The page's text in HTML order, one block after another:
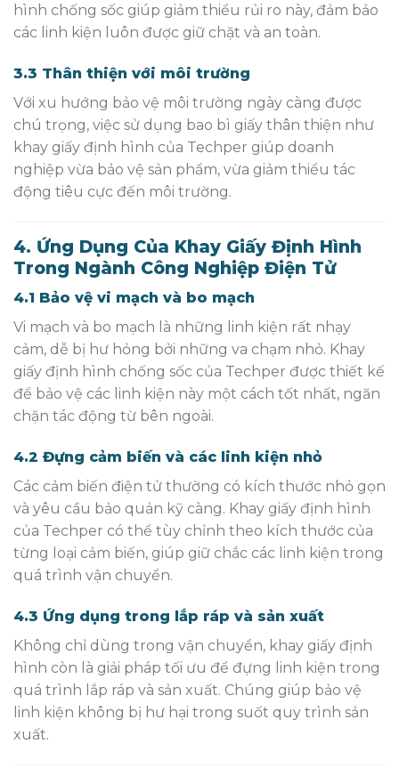
hình chống sốc giúp giảm thiểu rủi ro này, đảm bảo
các linh kiện luôn được giữ chặt và an toàn.
3.3 Thân thiện với môi trường
Với xu hướng bảo vệ môi trường ngày càng được
chú trọng, việc sử dụng bao bì giấy thân thiện như
khay giấy định hình của Techper giúp doanh
nghiệp vừa bảo vệ sản phẩm, vừa giảm thiểu tác
động tiêu cực đến môi trường.
4. Ứng Dụng Của Khay Giấy Định Hình
Trong Ngành Công Nghiệp Điện Tử
4.1 Bảo vệ vi mạch và bo mạch
Vi mạch và bo mạch là những linh kiện rất nhạy
cảm, dễ bị hư hỏng bởi những va chạm nhỏ. Khay
giấy định hình chống sốc của Techper được thiết kế
để bảo vệ các linh kiện này một cách tốt nhất, ngăn
chặn tác động từ bên ngoài.
4.2 Đựng cảm biến và các linh kiện nhỏ
Các cảm biến điện tử thường có kích thước nhỏ gọn
và yêu cầu bảo quản kỹ càng. Khay giấy định hình
của Techper có thể tùy chỉnh theo kích thước của
từng loại cảm biến, giúp giữ chắc các linh kiện trong
quá trình vận chuyển.
4.3 Ứng dụng trong lắp ráp và sản xuất
Không chỉ dùng trong vận chuyển, khay giấy định
hình còn là giải pháp tối ưu để đựng linh kiện trong
quá trình lắp ráp và sản xuất. Chúng giúp bảo vệ
linh kiện không bị hư hại trong suốt quy trình sản
xuất.